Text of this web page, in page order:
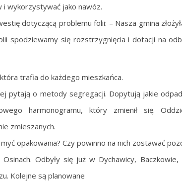
wykorzystywać jako nawóz.
dotyczącą problemu folii: – Nasza gmina
spodziewamy się rozstrzygnięcia i dotacji na
trafia do każdego mieszkańca.
pytają o metody segregacji. Dopytują jakie
harmonogramu, który zmienił się.
zmieszanych.
opakowania? Czy powinno na nich zostawać
Odbyły się już w Dychawicy, Baczkowie,
Kolejne są planowane